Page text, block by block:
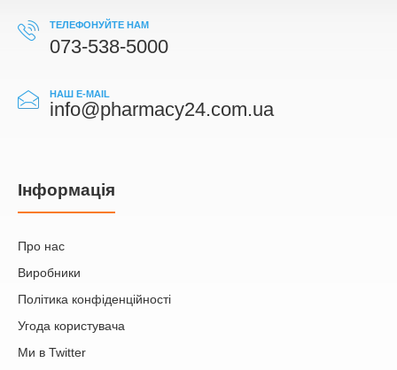
ТЕЛЕФОНУЙТЕ НАМ
073-538-5000
НАШ E-MAIL
info@pharmacy24.com.ua
Iнформація
Про нас
Виробники
Політика конфіденційності
Угода користувача
Ми в Twitter